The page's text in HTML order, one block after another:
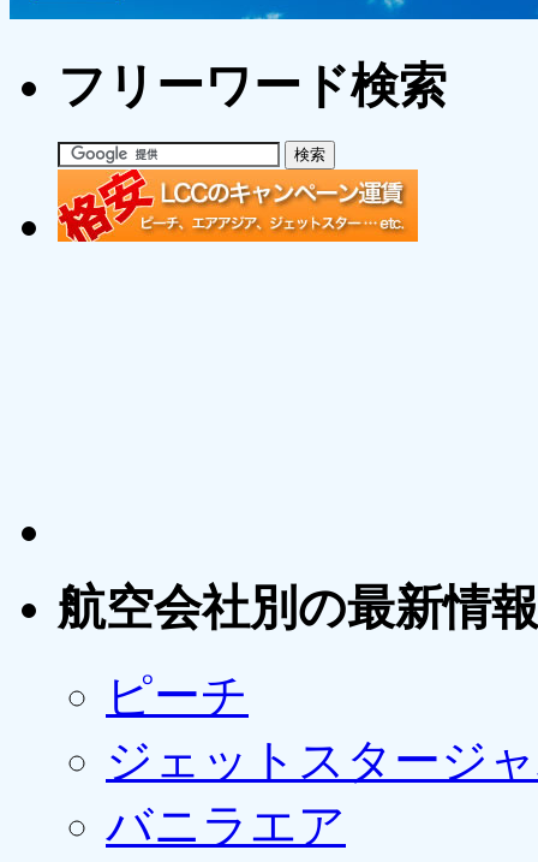
フリーワード検索
航空会社別の最新情報
ピーチ
ジェットスタージ
バニラエア